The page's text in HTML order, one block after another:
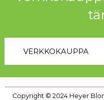
VERKKOKAUPPA
Copyright © 2024 Heyer